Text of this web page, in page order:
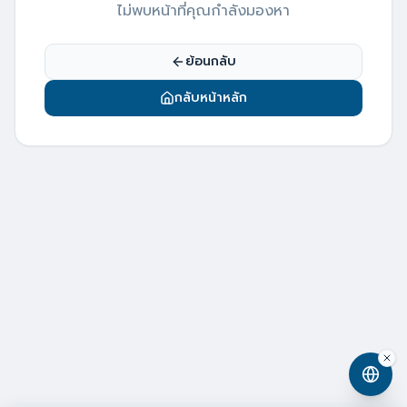
ไม่พบหน้าที่คุณกำลังมองหา
ย้อนกลับ
กลับหน้าหลัก